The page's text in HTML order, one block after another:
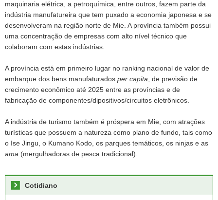
maquinaria elétrica, a petroquímica, entre outros, fazem parte da
indústria manufatureira que tem puxado a economia japonesa e se
desenvolveram na região norte de Mie. A província também possui
uma concentração de empresas com alto nível técnico que
colaboram com estas indústrias.
A província está em primeiro lugar no ranking nacional de valor de
embarque dos bens manufaturados per capita , de previsão de
crecimento econômico até 2025 entre as províncias e de
fabricação de componentes/dipositivos/circuitos eletrônicos.
A indústria de turismo também é próspera em Mie, com atrações
turísticas que possuem a natureza como plano de fundo, tais como
o Ise Jingu, o Kumano Kodo, os parques temáticos, os ninjas e as
ama (mergulhadoras de pesca tradicional).
Cotidiano